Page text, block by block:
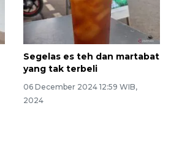
Segelas es teh dan martabat
yang tak terbeli
06 December 2024 12:59 WIB,
2024